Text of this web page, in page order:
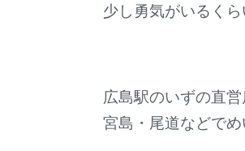
少し勇気がいるく
広島駅のいずの直
宮島・尾道などで